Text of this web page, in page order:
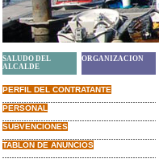
SALUDO DEL
ALCALDE
ORGANIZACION
PERFIL DEL CONTRATANTE
PERSONAL
SUBVENCIONES
TABLON DE ANUNCIOS